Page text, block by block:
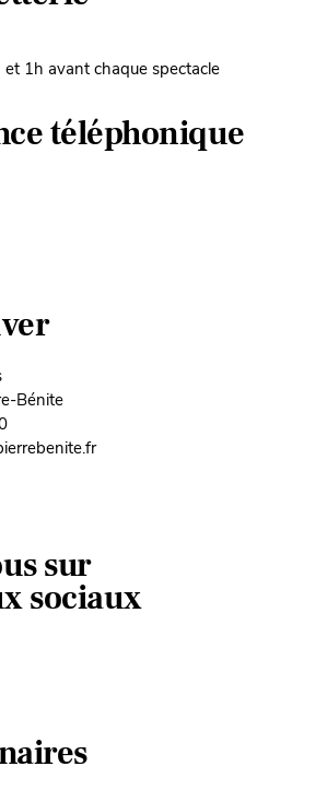
1h avant chaque spectacle
téléphonique
Bénite
sur
sociaux